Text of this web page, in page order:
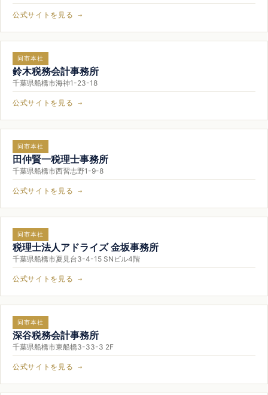
公式サイトを見る →
同市本社
鈴木税務会計事務所
千葉県船橋市海神1-23-18
公式サイトを見る →
同市本社
田仲賢一税理士事務所
千葉県船橋市西習志野1-9-8
公式サイトを見る →
同市本社
税理士法人アドライズ 金坂事務所
千葉県船橋市夏見台3-4-15 SNビル4階
公式サイトを見る →
同市本社
深谷税務会計事務所
千葉県船橋市東船橋3-33-3 2F
公式サイトを見る →